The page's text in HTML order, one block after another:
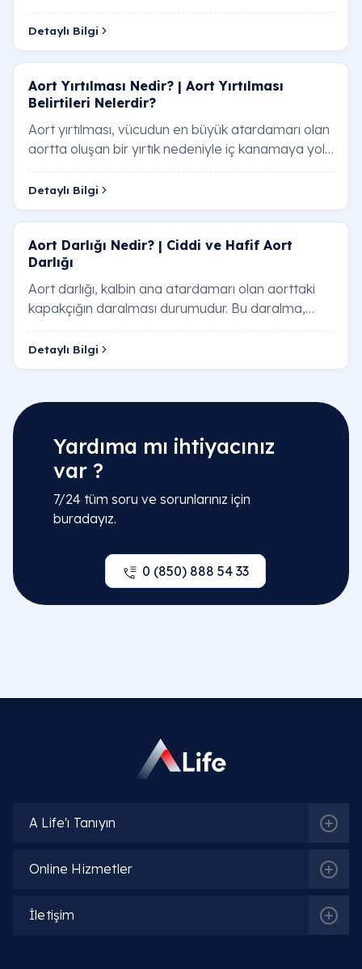
tarafından en sık dile getirilen "yırtılma" hissi ve s…
Detaylı Bilgi
Aort Yırtılması Nedir? | Aort Yırtılması
Belirtileri Nelerdir?
Aort yırtılması, vücudun en büyük atardamarı olan
aortta oluşan bir yırtık nedeniyle iç kanamaya yol
açan ciddi bir durumdur. Aort yırtılmas…
Detaylı Bilgi
Aort Darlığı Nedir? | Ciddi ve Hafif Aort
Darlığı
Aort darlığı, kalbin ana atardamarı olan aorttaki
kapakçığın daralması durumudur. Bu daralma,
kalbin vücuda kan pompalamasını zorlaştırır ve…
Detaylı Bilgi
Yardıma mı ihtiyacınız
var ?
7/24 tüm soru ve sorunlarınız için
buradayız.
0 (850) 888 54 33
A Life'ı Tanıyın
Online Hizmetler
İletişim